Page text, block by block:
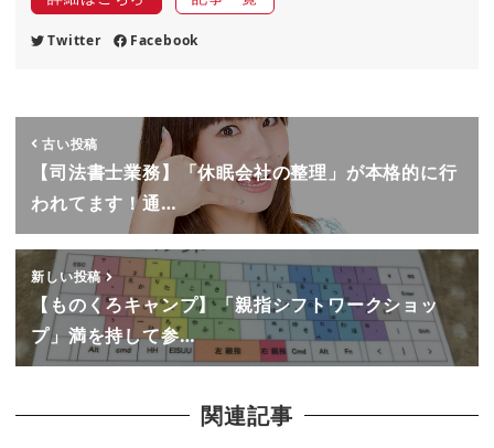
Twitter Facebook
古い投稿
【司法書士業務】「休眠会社の整理」が本格的に行
われてます！通…
新しい投稿
【ものくろキャンプ】「親指シフトワークショッ
プ」満を持して参…
関連記事